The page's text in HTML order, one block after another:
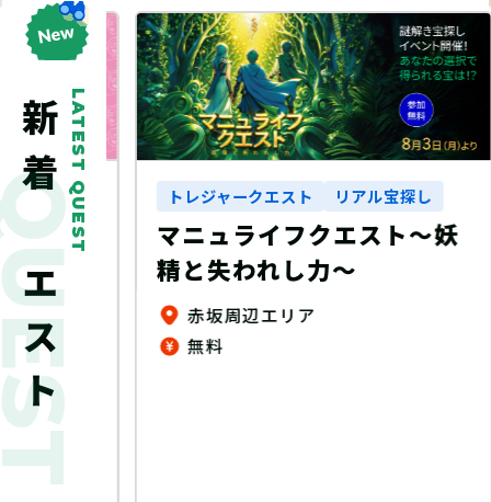
LATEST QUEST
新着クエスト
し
謎
ゆめタウン、ゆめマート、ゆめテラス、 ゆめシティ、ゆめモール店内（一部店舗除く）
トレジャークエスト リアル宝探し
マニュライフクエスト～妖
精と失われし力～
赤坂周辺エリア
無料